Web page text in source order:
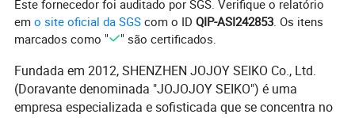
com que seja uma excelente escolha para empresas que
pretendem fazer uma afirmação. No geral, a nova moto dobrável
e eficiente, perfeito para empresas que procuram reduzir a sua
pegada de carbono e proporcionar aos seus funcionários uma
Este fornecedor foi auditado por SGS. Verifique o relatório
emo site oficial da SGS com o IDQIP-ASI242853. Os itens
marcados como "
" são certificados.
Fundada em 2012, SHENZHEN JOJOY SEIKO Co., Ltd.
(Doravante denominada "JOJOJOY SEIKO") é uma
empresa especializada e sofisticada que se concentra no